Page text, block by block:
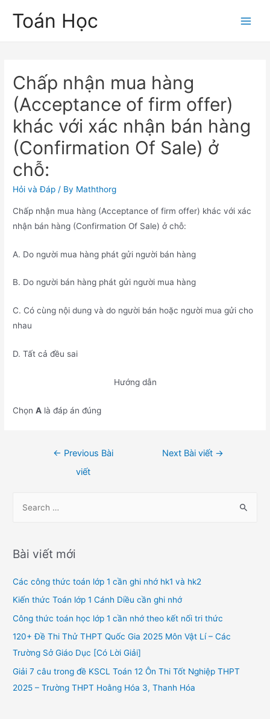
Toán Học
Chấp nhận mua hàng
(Acceptance of firm offer)
khác với xác nhận bán hàng
(Confirmation Of Sale) ở
chỗ:
Hỏi và Đáp / By Maththorg
Chấp nhận mua hàng (Acceptance of firm offer) khác với xác
nhận bán hàng (Confirmation Of Sale) ở chỗ:
A. Do người mua hàng phát gửi người bán hàng
B. Do người bán hàng phát gửi người mua hàng
C. Có cùng nội dung và do người bán hoặc người mua gửi cho
nhau
D. Tất cả đều sai
Hướng dẫn
ChọnA là đáp án đúng
← Previous Bài
viết
Next Bài viết →
r
h
f
o
Bài viết mới
Các công thức toán lớp 1 cần ghi nhớ hk1 và hk2
Kiến thức Toán lớp 1 Cánh Diều cần ghi nhớ
Công thức toán học lớp 1 cần nhớ theo kết nối tri thức
120+ Đề Thi Thử THPT Quốc Gia 2025 Môn Vật Lí – Các
Trường Sở Giáo Dục [Có Lời Giải]
Giải 7 câu trong đề KSCL Toán 12 Ôn Thi Tốt Nghiệp THPT
2025 – Trường THPT Hoằng Hóa 3, Thanh Hóa